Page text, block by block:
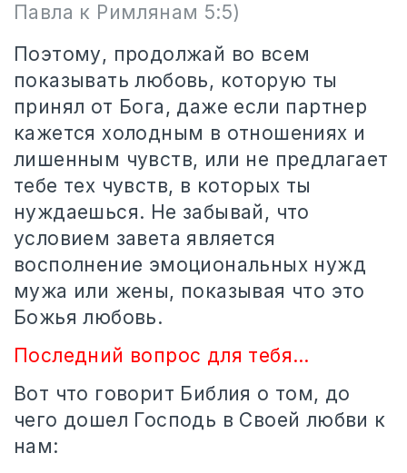
Павла к Римлянам 5:5)
Поэтому, продолжай во всем
показывать любовь, которую ты
принял от Бога, даже если партнер
кажется холодным в отношениях и
лишенным чувств, или не предлагает
тебе тех чувств, в которых ты
нуждаешься. Не забывай, что
условием завета является
восполнение эмоциональных нужд
мужа или жены, показывая что это
Божья любовь.
Последний вопрос для тебя…
Вот что говорит Библия о том, до
чего дошел Господь в Своей любви к
нам: